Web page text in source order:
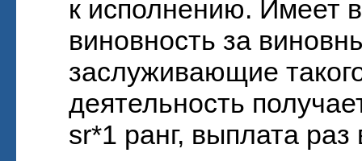
к исполнению. Имеет
виновность за
заслуживающие
деятельность
sr*1 ранг, выплата